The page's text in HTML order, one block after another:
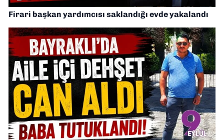
Firari başkan yardımcısı saklandığı evde yakalandı